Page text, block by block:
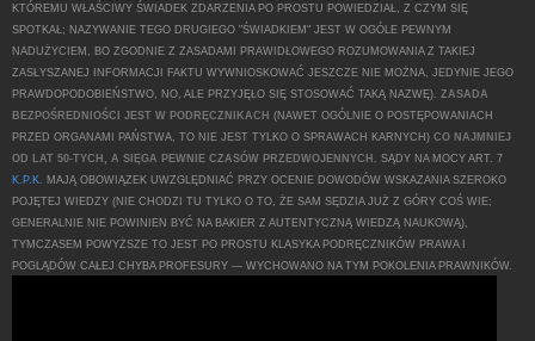
KTÓREMU WŁAŚCIWY ŚWIADEK ZDARZENIA PO PROSTU POWIEDZIAŁ, Z CZYM SIĘ
SPOTKAŁ; NAZYWANIE TEGO DRUGIEGO "ŚWIADKIEM" JEST W OGÓLE PEWNYM
NADUŻYCIEM, BO ZGODNIE Z ZASADAMI PRAWIDŁOWEGO ROZUMOWANIA Z TAKIEJ
ZASŁYSZANEJ INFORMACJI FAKTU WYWNIOSKOWAĆ JESZCZE NIE MOŻNA, JEDYNIE JEGO
PRAWDOPODOBIEŃSTWO, NO, ALE PRZYJĘŁO SIĘ STOSOWAĆ TAKĄ NAZWĘ). ZASADA
BEZPOŚREDNIOŚCI JEST W PODRĘCZNIKACH (NAWET OGÓLNIE O POSTĘPOWANIACH
PRZED ORGANAMI PAŃSTWA, TO NIE JEST TYLKO O SPRAWACH KARNYCH) CO NAJMNIEJ
OD LAT 50-TYCH, A SIĘGA PEWNIE CZASÓW PRZEDWOJENNYCH.
SĄDY NA MOCY ART. 7
K.P.K.
MAJĄ OBOWIĄZEK UWZGLĘDNIAĆ PRZY OCENIE DOWODÓW WSKAZANIA SZEROKO
POJĘTEJ WIEDZY (NIE CHODZI TU TYLKO O TO, ŻE SAM SĘDZIA JUŻ Z GÓRY COŚ WIE;
GENERALNIE NIE POWINIEN BYĆ NA BAKIER Z AUTENTYCZNĄ WIEDZĄ NAUKOWĄ),
TYMCZASEM POWYŻSZE TO JEST PO PROSTU KLASYKA PODRĘCZNIKÓW PRAWA I
POGLĄDÓW CAŁEJ CHYBA PROFESURY — WYCHOWANO NA TYM POKOLENIA PRAWNIKÓW.